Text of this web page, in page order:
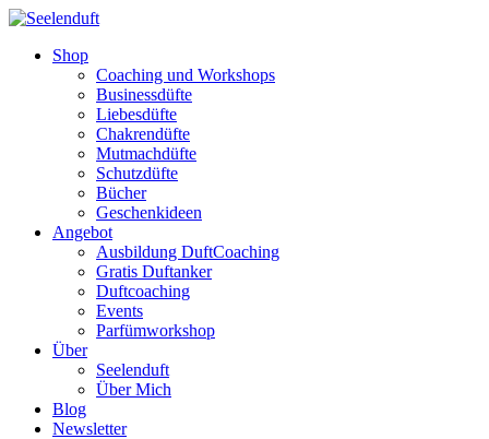
Shop
Coaching und Workshops
Businessdüfte
Liebesdüfte
Chakrendüfte
Mutmachdüfte
Schutzdüfte
Bücher
Geschenkideen
Angebot
Ausbildung DuftCoaching
Gratis Duftanker
Duftcoaching
Events
Parfümworkshop
Über
Seelenduft
Über Mich
Blog
Newsletter